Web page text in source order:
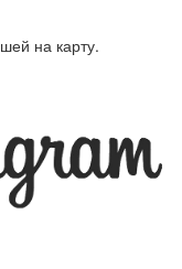
на карту.